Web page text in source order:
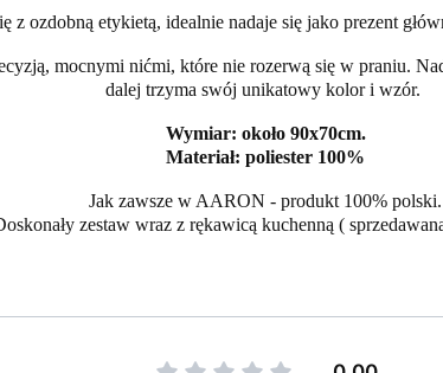
z ozdobną etykietą, idealnie nadaje się jako prezent
mocnymi nićmi, które nie rozerwą się w praniu.
dalej trzyma swój unikatowy kolor i wzór.
Wymiar: około 90x70cm.
Materiał: poliester 100%
Jak zawsze w AARON - produkt 100% polski.
zestaw wraz z rękawicą kuchenną (